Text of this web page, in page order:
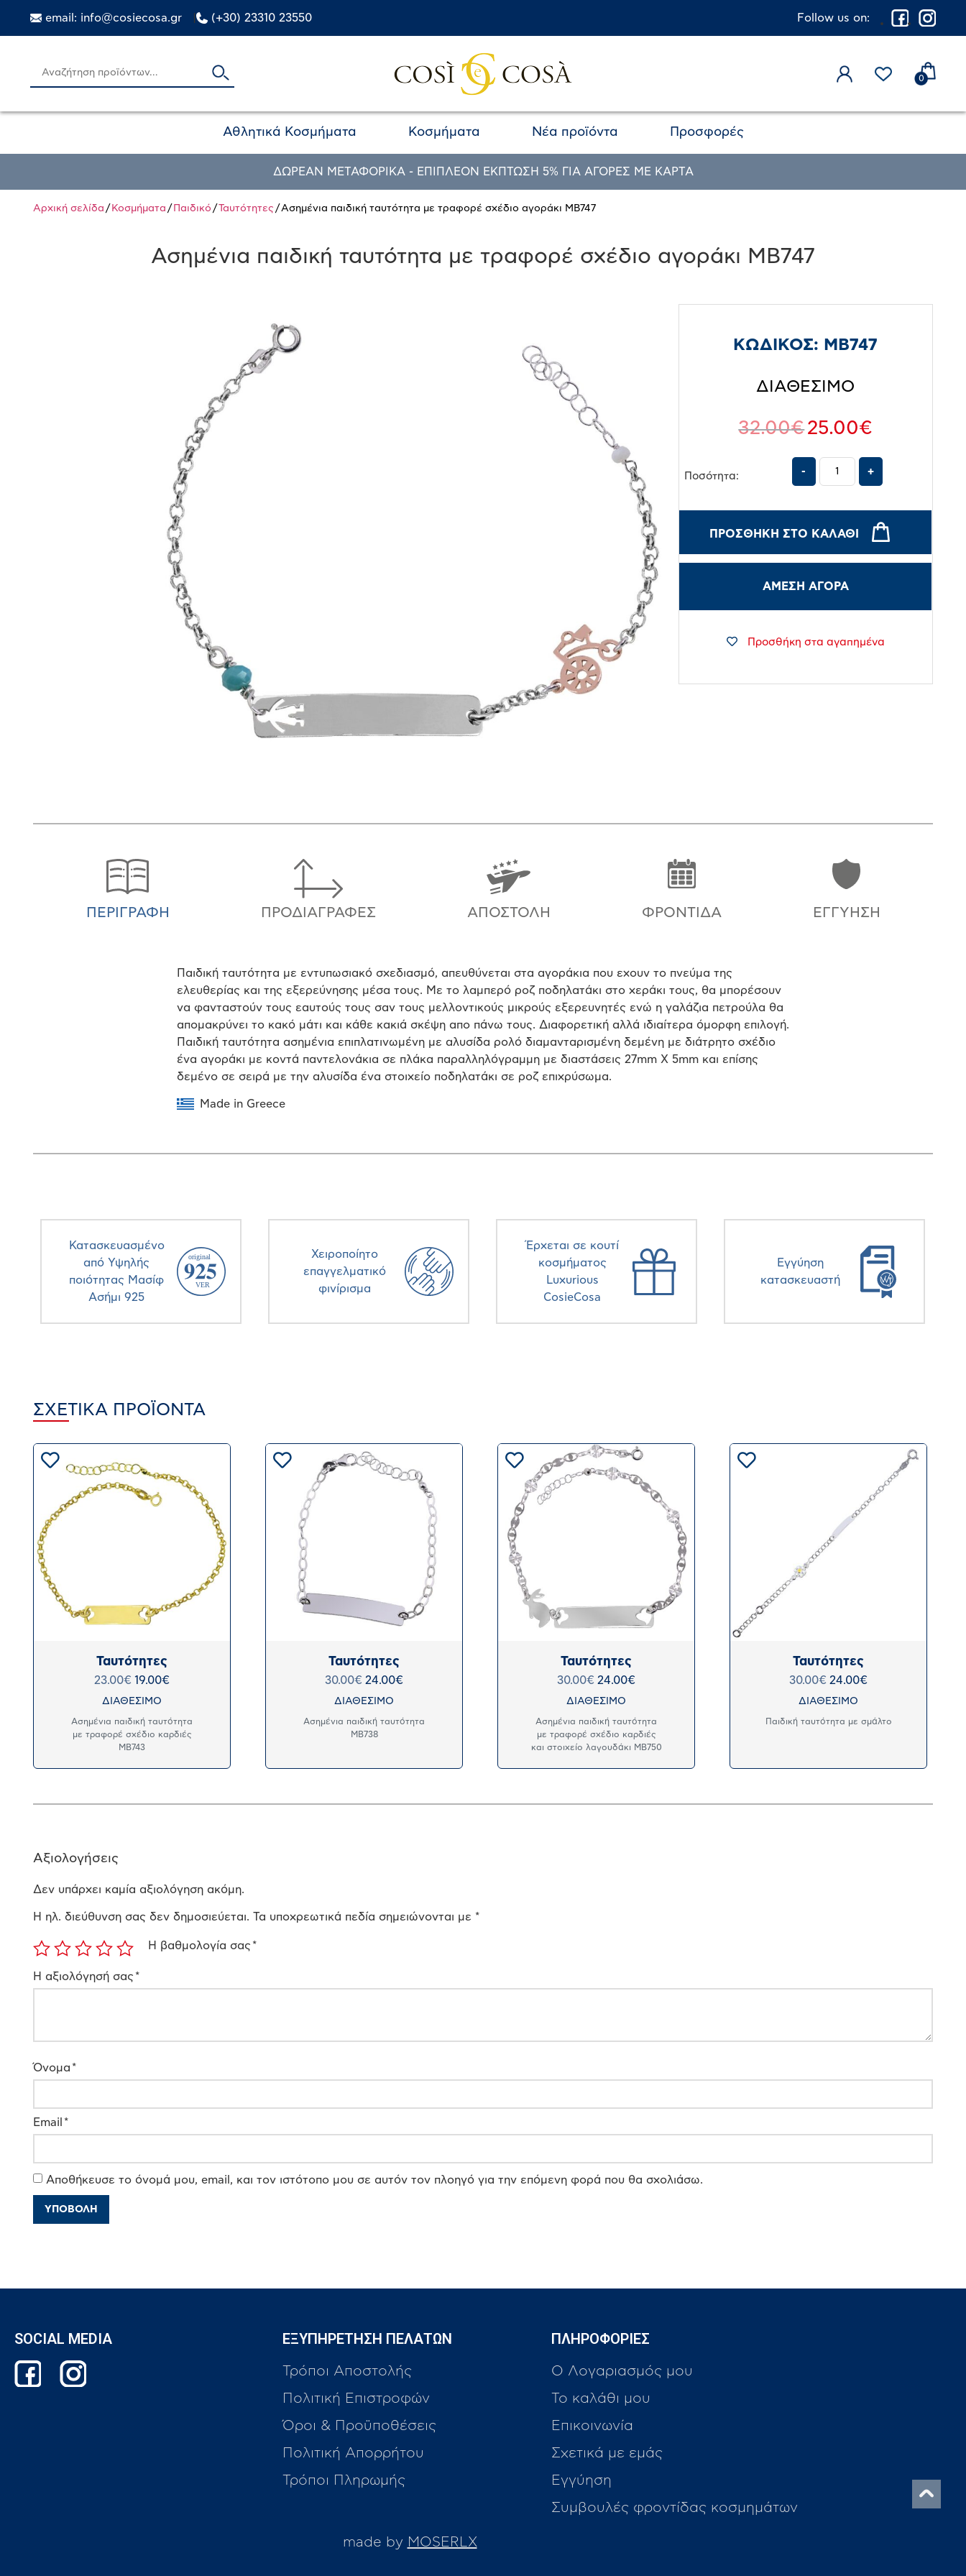
email: info@cosiecosa.gr (+30) 23310 23550 Follow us on:
0
Αθλητικά Κοσμήματα Κοσμήματα Νέα προϊόντα Προσφορές
ΔΩΡΕΑΝ ΜΕΤΑΦΟΡΙΚΑ - ΕΠΙΠΛΕΟΝ ΕΚΠΤΩΣΗ 5% ΓΙΑ ΑΓΟΡΕΣ ΜΕ ΚΑΡΤΑ
Αρχική σελίδα / Κοσμήματα / Παιδικό /Ταυτότητες / Ασημένια παιδική ταυτότητα με τραφορέ σχέδιο αγοράκι MB747
Ασημένια παιδική ταυτότητα με τραφορέ σχέδιο αγοράκι MB747
ΚΩΔΙΚΟΣ: MB747
ΔΙΑΘΕΣΙΜΟ
32.00€25.00€
Ποσότητα:
ΠΡΟΣΘΉΚΗ ΣΤΟ ΚΑΛΆΘΙ
ΑΜΕΣΗ ΑΓΟΡΑ
Προσθήκη στα αγαπημένα
ΠΕΡΙΓΡΑΦΉ ΠΡΟΔΙΑΓΡΑΦΈΣ ΑΠΟΣΤΟΛΉ ΦΡΟΝΤΊΔΑ ΕΓΓΎΗΣΗ
Παιδική ταυτότητα με εντυπωσιακό σχεδιασμό, απευθύνεται στα αγοράκια που εχουν το πνεύμα της
ελευθερίας και της εξερεύνησης μέσα τους. Με το λαμπερό ροζ ποδηλατάκι στο χεράκι τους, θα μπορέσουν
να φανταστούν τους εαυτούς τους σαν τους μελλοντικούς μικρούς εξερευνητές ενώ η γαλάζια πετρούλα θα
απομακρύνει το κακό μάτι και κάθε κακιά σκέψη απο πάνω τους. Διαφορετική αλλά ιδιαίτερα όμορφη επιλογή.
Παιδική ταυτότητα ασημένια επιπλατινωμένη με αλυσίδα ρολό διαμανταρισμένη δεμένη με διάτρητο σχέδιο
ένα αγοράκι με κοντά παντελονάκια σε πλάκα παραλληλόγραμμη με διαστάσεις 27mm X 5mm και επίσης
δεμένο σε σειρά με την αλυσίδα ένα στοιχείο ποδηλατάκι σε ροζ επιχρύσωμα.
Made in Greece
Κατασκευασμένο
από Υψηλής
ποιότητας Μασίφ
Ασήμι 925
Χειροποίητο
επαγγελματικό
φινίρισμα
Έρχεται σε κουτί
κοσμήματος
Luxurious
CosieCosa
Eγγύηση
κατασκευαστή
ΣΧΕΤΙΚΆ ΠΡΟΪΌΝΤΑ
Ταυτότητες
23.00€ 19.00€
ΔΙΑΘΕΣΙΜΟ
Ασημένια παιδική ταυτότητα
με τραφορέ σχέδιο καρδιές
MB743
Ταυτότητες
30.00€ 24.00€
ΔΙΑΘΕΣΙΜΟ
Ασημένια παιδική ταυτότητα
MB738
Ταυτότητες
30.00€ 24.00€
ΔΙΑΘΕΣΙΜΟ
Ασημένια παιδική ταυτότητα
με τραφορέ σχέδιο καρδιές
και στοιχείο λαγουδάκι MB750
Ταυτότητες
30.00€ 24.00€
ΔΙΑΘΕΣΙΜΟ
Παιδική ταυτότητα με σμάλτο
Αξιολογήσεις
Δεν υπάρχει καμία αξιολόγηση ακόμη.
Η ηλ. διεύθυνση σας δεν δημοσιεύεται. Τα υποχρεωτικά πεδία σημειώνονται με *
Η βαθμολογία σας *
Η αξιολόγησή σας *
Όνομα *
Email *
Αποθήκευσε το όνομά μου, email, και τον ιστότοπο μου σε αυτόν τον πλοηγό για την επόμενη φορά που θα σχολιάσω.
SOCIAL MEDIA ΕΞΥΠΗΡΕΤΗΣΗ ΠΕΛΑΤΩΝ
Τρόποι Αποστολής
Πολιτική Επιστροφών
Όροι & Προϋποθέσεις
Πολιτική Απορρήτου
Τρόποι Πληρωμής
ΠΛΗΡΟΦΟΡΙΕΣ
Ο Λογαριασμός μου
Το καλάθι μου
Επικοινωνία
Σχετικά με εμάς
Εγγύηση
Συμβουλές φροντίδας κοσμημάτων
made by MOSERLX